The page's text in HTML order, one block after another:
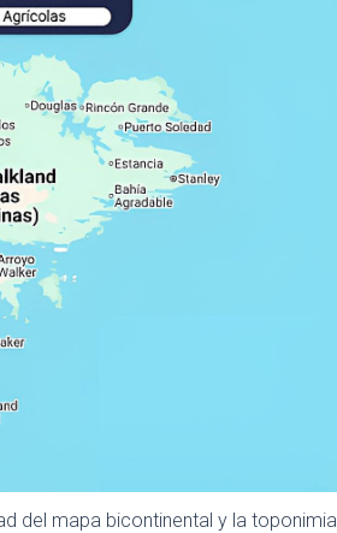
del mapa bicontinental y la toponimia